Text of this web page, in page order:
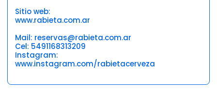
Sitio web:
www.rabieta.com.ar
Mail: reservas@rabieta.com.ar
Cel: 5491168313209
Instagram:
www.instagram.com/rabietacerveza